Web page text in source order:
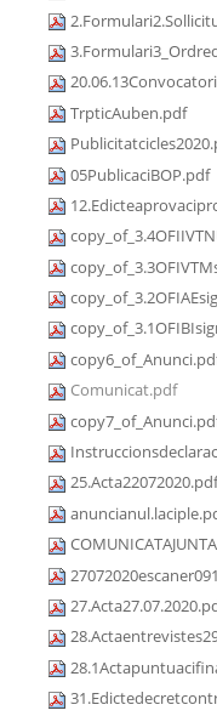
TrpticAuben.pdf
05PublicaciBOP.pdf
Comunicat.pdf
25.Acta22072020.pdf